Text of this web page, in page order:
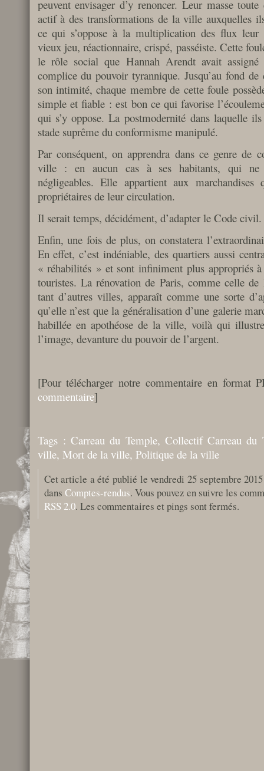
peuvent envisager d’y renoncer. Leur masse
actif à des transformations de la ville auxquelles
ce qui s’oppose à la multiplication des flux leur
vieux jeu, réactionnaire, crispé, passéiste. Cette
le rôle social que Hannah Arendt avait
complice du pouvoir tyrannique. Jusqu’au fond
son intimité, chaque membre de cette foule
simple et fiable : est bon ce qui favorise
qui s’y oppose. La postmodernité dans laquelle
stade suprême du conformisme manipulé.
Par conséquent, on apprendra dans ce genre de
ville : en aucun cas à ses habitants, qui ne
négligeables. Elle appartient aux
propriétaires de leur circulation.
Il serait temps, décidément, d’adapter le Code civil.
Enfin, une fois de plus, on constatera
En effet, c’est indéniable, des quartiers aussi
« réhabilités » et sont infiniment plus appropriés
touristes. La rénovation de Paris, comme celle
tant d’autres villes, apparaît comme une sorte
qu’elle n’est que la généralisation d’une galerie
habillée en apothéose de la ville, voilà qui
l’image, devanture du pouvoir de l’argent.
[Pour télécharger notre commentaire en format
commentaire]
Tags :Carreau du Temple, Collectif Carreau du
ville, Mort de la ville, Politique de la ville
Cet article a été publié le vendredi 25 septembre
dans Comptes-rendus. Vous pouvez en suivre les
RSS 2.0. Les commentaires et pings sont fermés.